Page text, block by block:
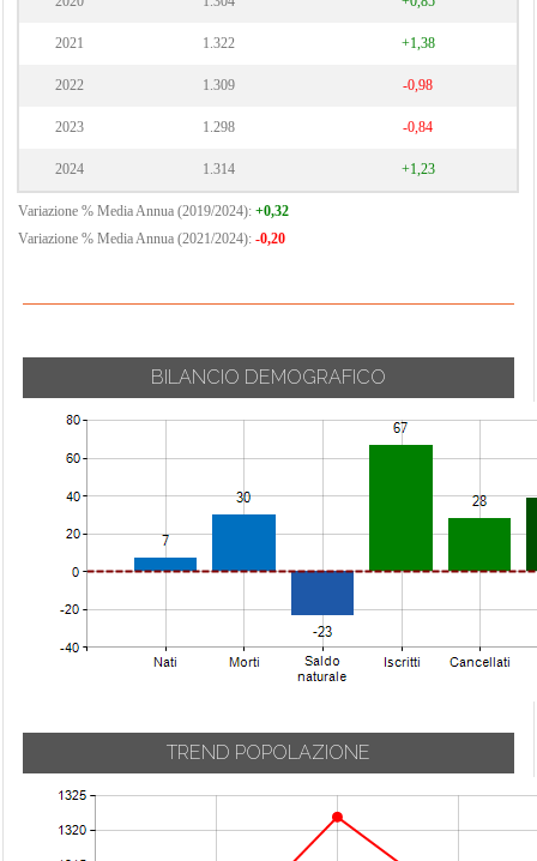
2021 1.322 +1,38
2022 1.309 -0,98
2023 1.298 -0,84
2024 1.314 +1,23
Variazione % Media Annua (2019/2024): +0,32
Variazione % Media Annua (2021/2024): -0,20
BILANCIO DEMOGRAFICO
TREND POPOLAZIONE